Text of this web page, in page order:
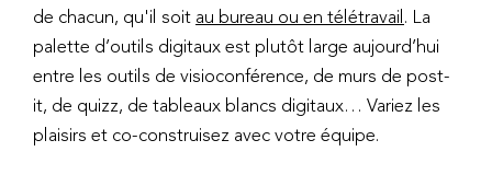
de chacun, qu'il soit au bureau ou en télétravail . La
palette d’outils digitaux est plutôt large aujourd’hui
entre les outils de visioconférence, de murs de post-
it, de quizz, de tableaux blancs digitaux… Variez les
plaisirs et co-construisez avec votre équipe.